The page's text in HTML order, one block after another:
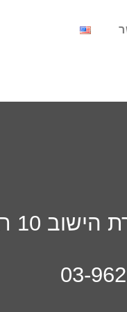
10 ראשון לציון
03-